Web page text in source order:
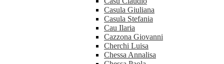
Casula Giuliana
Casula Stefania
Cau Ilaria
Cazzona Giovanni
Cherchi Luisa
Chessa Annalisa